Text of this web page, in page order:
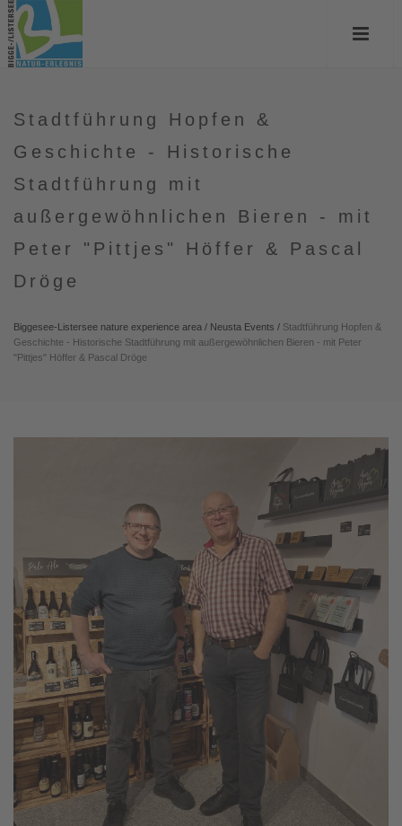
Stadtführung Hopfen &
Geschichte - Historische
Stadtführung mit
außergewöhnlichen Bieren - mit
Peter "Pittjes" Höffer & Pascal
Dröge
Biggesee-Listersee nature experience area / Neusta Events / Stadtführung Hopfen &
Geschichte - Historische Stadtführung mit außergewöhnlichen Bieren - mit Peter
"Pittjes" Höffer & Pascal Dröge